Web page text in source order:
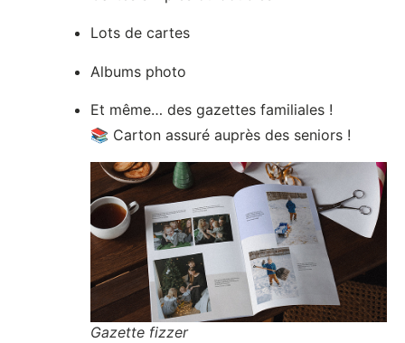
Lots de cartes
Albums photo
Et même… des gazettes familiales !
📚 Carton assuré auprès des seniors !
Gazette fizzer